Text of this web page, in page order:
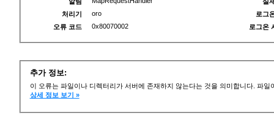
처리기
oro
오류 코드
0x80070002
로그
로그온
추가 정보:
이 오류는 파일이나 디렉터리가 서버에 존재하지 않는다는 것을 의미합니다. 파
상세 정보 보기 »